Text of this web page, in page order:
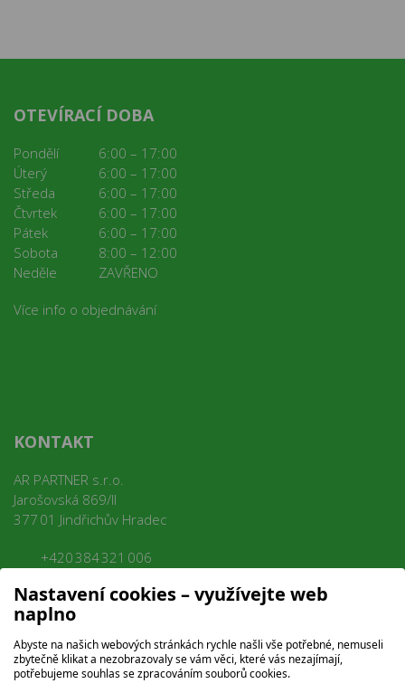
OTEVÍRACÍ DOBA
Pondělí
6:00 – 17:00
Úterý
6:00 – 17:00
Středa
6:00 – 17:00
Čtvrtek
6:00 – 17:00
Pátek
6:00 – 17:00
Sobota
8:00 – 12:00
Neděle
ZAVŘENO
Více info o objednávání
KONTAKT
AR PARTNER s.r.o.
Jarošovská 869/II
377 01 Jindřichův Hradec
+420 384 321 006
stk@arpartnerjh.cz
Kompletní kontakty
Nastavení cookies – využívejte web
naplno
Abyste na našich webových stránkách rychle našli vše potřebné, nemuseli
zbytečně klikat a nezobrazovaly se vám věci, které vás nezajímají,
potřebujeme souhlas se zpracováním souborů cookies.